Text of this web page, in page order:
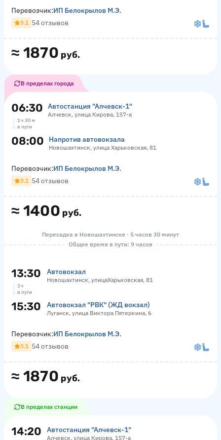
≈ 1870 руб.
Перевозчик:ИП Белокрылов М.Э.
3.1 54 отзывов
В пределах города
06:30 Автостанция "Алчевск-1"
Алчевск, улица Кирова, 157-а
1 ч 30 м
в пути
08:00 Напротив автовокзала
Новошахтинск, улица Харьковская, 81
≈ 1400 руб.
Перевозчик:ИП Белокрылов М.Э.
3.1 54 отзывов
Пересадка в Новошахтинске · 5 часов 30 минут
Общее время в пути: 9 часов
13:30 Автовокзал
Новошахтинск, улицаХарьковская, 81
2 ч
в пути
15:30 Автовокзал "РВК" (ЖД вокзал)
Луганск, улица Виктора Пятеркина, 6
≈ 1870 руб.
Перевозчик:ИП Белокрылов М.Э.
3.1 54 отзывов
В пределах станции
14:20 Автостанция "Алчевск-1"
Алчевск, улица Кирова, 157-а